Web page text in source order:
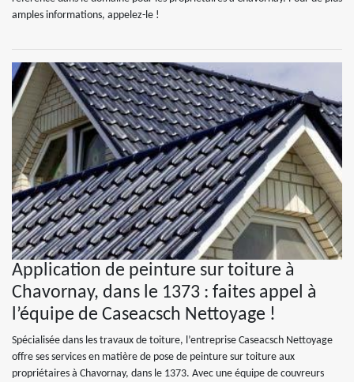
amples informations, appelez-le !
Application de peinture sur toiture à
Chavornay, dans le 1373 : faites appel à
l’équipe de Caseacsch Nettoyage !
Spécialisée dans les travaux de toiture, l’entreprise Caseacsch Nettoyage
offre ses services en matière de pose de peinture sur toiture aux
propriétaires à Chavornay, dans le 1373. Avec une équipe de couvreurs